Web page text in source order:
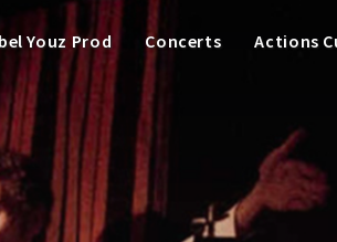
Youz Prod Concerts Actions